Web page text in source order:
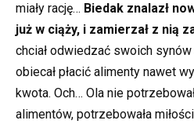
miały rację… Biedak znalazł
już w ciąży, i zamierzał z nią
chciał odwiedzać swoich
obiecał płacić alimenty nawet
kwota. Och… Ola nie
alimentów, potrzebowała